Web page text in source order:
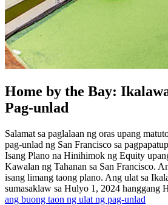
Home by the Bay:
Pag-unlad
Salamat sa paglalaan ng oras upang
pag-unlad ng San Francisco sa
Isang Plano na Hinihimok ng Equity
Kawalan ng Tahanan sa San Francisco.
isang limang taong plano. Ang ulat sa
sumasaklaw sa Hulyo 1, 2024 hanggang
ang buong taon ng ulat ng pag-unlad